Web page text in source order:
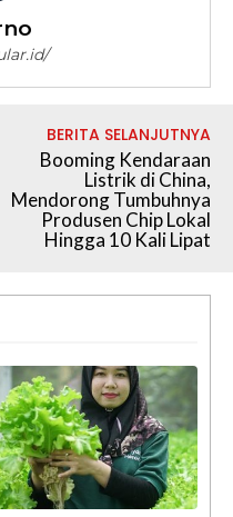
BERITA SELANJUTNYA
Booming Kendaraan
Listrik di China,
Mendorong Tumbuhnya
Produsen Chip Lokal
Hingga 10 Kali Lipat